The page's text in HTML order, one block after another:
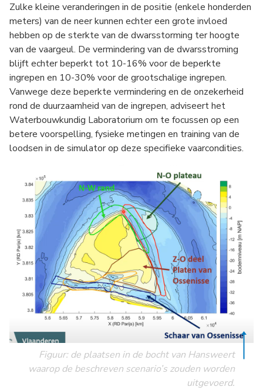
Zulke kleine veranderingen in de positie (enkele honderden
meters) van de neer kunnen echter een grote invloed
hebben op de sterkte van de dwarsstorming ter hoogte
van de vaargeul. De vermindering van de dwarsstroming
blijft echter beperkt tot 10-16% voor de beperkte
ingrepen en 10-30% voor de grootschalige ingrepen.
Vanwege deze beperkte vermindering en de onzekerheid
rond de duurzaamheid van de ingrepen, adviseert het
Waterbouwkundig Laboratorium om te focussen op een
betere voorspelling, fysieke metingen en training van de
loodsen in de simulator op deze specifieke vaarcondities.
Figuur: de plaatsen in de bocht van Hansweert
waarop de beschreven scenario’s zouden worden
uitgevoerd.